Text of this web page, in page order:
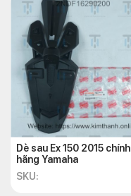
Dè sau Ex 150 2015 chính
hãng Yamaha
SKU: